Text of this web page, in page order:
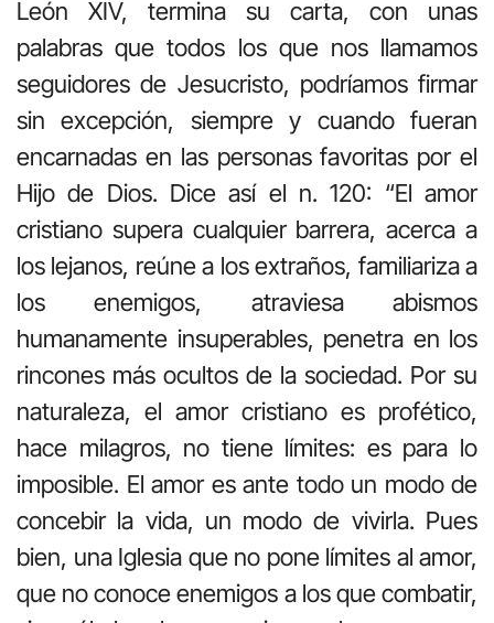
León XIV, termina su carta, con unas
palabras que todos los que nos llamamos
seguidores de Jesucristo, podríamos firmar
sin excepción, siempre y cuando fueran
encarnadas en las personas favoritas por el
Hijo de Dios. Dice así el n. 120: “El amor
cristiano supera cualquier barrera, acerca a
los lejanos, reúne a los extraños, familiariza a
los enemigos, atraviesa abismos
humanamente insuperables, penetra en los
rincones más ocultos de la sociedad. Por su
naturaleza, el amor cristiano es profético,
hace milagros, no tiene límites: es para lo
imposible. El amor es ante todo un modo de
concebir la vida, un modo de vivirla. Pues
bien, una Iglesia que no pone límites al amor,
que no conoce enemigos a los que combatir,